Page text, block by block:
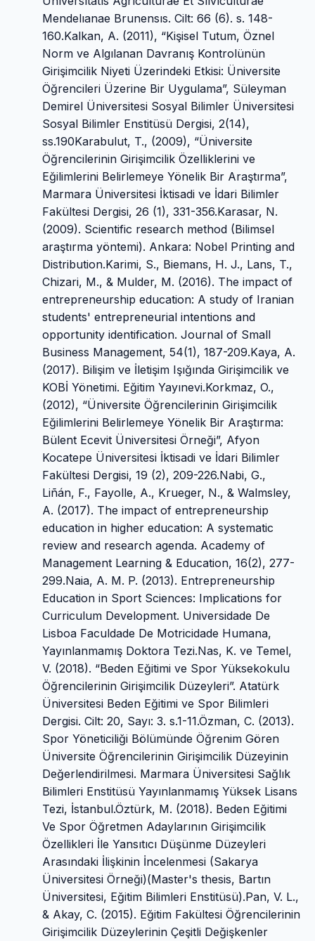
Mendelıanae Brunensıs. Cilt: 66 (6). s. 148-
160.Kalkan, A. (2011), “Kişisel Tutum, Öznel
Norm ve Algılanan Davranış Kontrolünün
Girişimcilik Niyeti Üzerindeki Etkisi: Üniversite
Öğrencileri Üzerine Bir Uygulama”, Süleyman
Demirel Üniversitesi Sosyal Bilimler Üniversitesi
Sosyal Bilimler Enstitüsü Dergisi, 2(14),
ss.190Karabulut, T., (2009), “Üniversite
Öğrencilerinin Girişimcilik Özelliklerini ve
Eğilimlerini Belirlemeye Yönelik Bir Araştırma”,
Marmara Üniversitesi İktisadi ve İdari Bilimler
Fakültesi Dergisi, 26 (1), 331-356.Karasar, N.
(2009). Scientific research method (Bilimsel
araştırma yöntemi). Ankara: Nobel Printing and
Distribution.Karimi, S., Biemans, H. J., Lans, T.,
Chizari, M., & Mulder, M. (2016). The impact of
entrepreneurship education: A study of Iranian
students' entrepreneurial intentions and
opportunity identification. Journal of Small
Business Management, 54(1), 187-209.Kaya, A.
(2017). Bilişim ve İletişim Işığında Girişimcilik ve
KOBİ Yönetimi. Eğitim Yayınevi.Korkmaz, O.,
(2012), “Üniversite Öğrencilerinin Girişimcilik
Eğilimlerini Belirlemeye Yönelik Bir Araştırma:
Bülent Ecevit Üniversitesi Örneği”, Afyon
Kocatepe Üniversitesi İktisadi ve İdari Bilimler
Fakültesi Dergisi, 19 (2), 209-226.Nabi, G.,
Liñán, F., Fayolle, A., Krueger, N., & Walmsley,
A. (2017). The impact of entrepreneurship
education in higher education: A systematic
review and research agenda. Academy of
Management Learning & Education, 16(2), 277-
299.Naia, A. M. P. (2013). Entrepreneurship
Education in Sport Sciences: Implications for
Curriculum Development. Universidade De
Lisboa Faculdade De Motricidade Humana,
Yayınlanmamış Doktora Tezi.Nas, K. ve Temel,
V. (2018). “Beden Eğitimi ve Spor Yüksekokulu
Öğrencilerinin Girişimcilik Düzeyleri”. Atatürk
Üniversitesi Beden Eğitimi ve Spor Bilimleri
Dergisi. Cilt: 20, Sayı: 3. s.1-11.Özman, C. (2013).
Spor Yöneticiliği Bölümünde Öğrenim Gören
Üniversite Öğrencilerinin Girişimcilik Düzeyinin
Değerlendirilmesi. Marmara Üniversitesi Sağlık
Bilimleri Enstitüsü Yayınlanmamış Yüksek Lisans
Tezi, İstanbul.Öztürk, M. (2018). Beden Eğitimi
Ve Spor Öğretmen Adaylarının Girişimcilik
Özellikleri İle Yansıtıcı Düşünme Düzeyleri
Arasındaki İlişkinin İncelenmesi (Sakarya
Üniversitesi Örneği)(Master's thesis, Bartın
Üniversitesi, Eğitim Bilimleri Enstitüsü).Pan, V. L.,
& Akay, C. (2015). Eğitim Fakültesi Öğrencilerinin
Girişimcilik Düzeylerinin Çeşitli Değişkenler